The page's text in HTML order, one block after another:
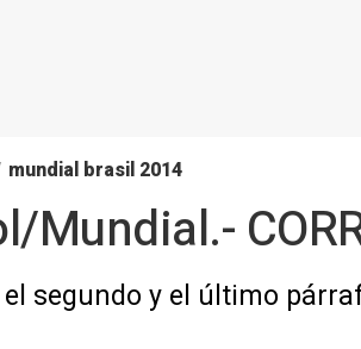
mundial brasil 2014
Mundial.-
segundo y el último